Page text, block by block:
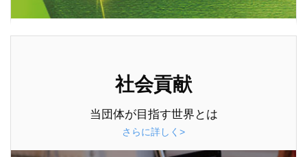
社会貢献
当団体が目指す世界とは
さらに詳しく>